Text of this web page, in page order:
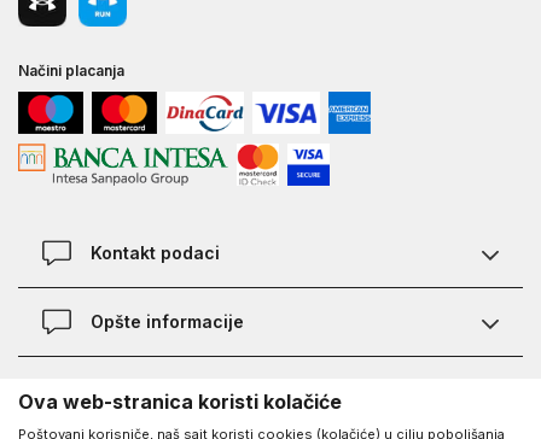
Načini placanja
Kontakt podaci
Chat
Opšte informacije
Najčešća pitanja
O Under Armour-u
Ova web-stranica koristi kolačiće
Poštovani korisniče, naš sajt koristi cookies (kolačiće) u cilju poboljšanja